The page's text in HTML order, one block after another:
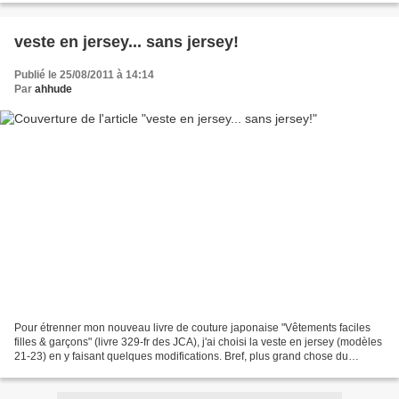
veste en jersey... sans jersey!
Publié le 25/08/2011 à 14:14
Par ahhude
Pour étrenner mon nouveau livre de couture japonaise "Vêtements faciles
filles & garçons" (livre 329-fr des JCA), j'ai choisi la veste en jersey (modèles
21-23) en y faisant quelques modifications. Bref, plus grand chose du